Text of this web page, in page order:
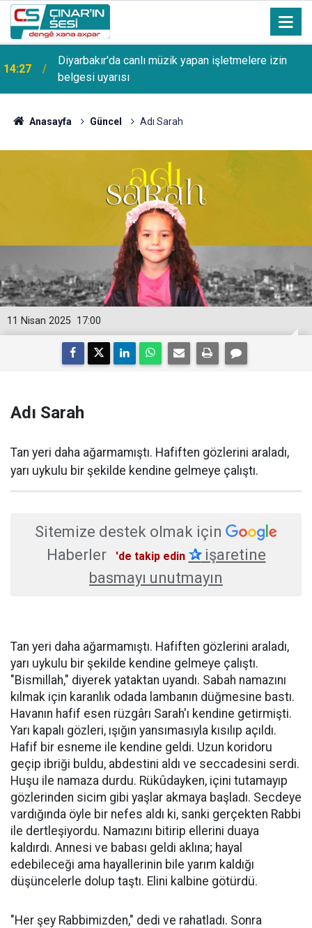
13:53 Şanlıurfa Bozova'da aranan hükümlü yakalandı
Anasayfa Güncel Adı Sarah
17:00
11 Nisan 2025
Adı Sarah
Tan yeri daha ağarmamıştı. Hafiften gözlerini araladı,
yarı uykulu bir şekilde kendine gelmeye çalıştı.
Sitemize destek olmak için
Haberler
'de takip edin ✰işaretine
basmayı unutmayın
Tan yeri daha ağarmamıştı. Hafiften gözlerini araladı,
yarı uykulu bir şekilde kendine gelmeye çalıştı.
"Bismillah," diyerek yataktan uyandı. Sabah namazını
kılmak için karanlık odada lambanın düğmesine bastı.
Havanın hafif esen rüzgârı Sarah'ı kendine getirmişti.
Yarı kapalı gözleri, ışığın yansımasıyla kısılıp açıldı.
Hafif bir esneme ile kendine geldi. Uzun koridoru
geçip ibriği buldu, abdestini aldı ve seccadesini serdi.
Huşu ile namaza durdu. Rükûdayken, içini tutamayıp
gözlerinden sicim gibi yaşlar akmaya başladı. Secdeye
vardığında öyle bir nefes aldı ki, sanki gerçekten Rabbi
ile dertleşiyordu. Namazını bitirip ellerini duaya
kaldırdı. Annesi ve babası geldi aklına; hayal
edebileceği ama hayallerinin bile yarım kaldığı
düşüncelerle dolup taştı. Elini kalbine götürdü.
"Her şey Rabbimizden," dedi ve rahatladı. Sonra